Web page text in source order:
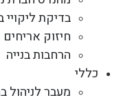
בדיקת ליקויי
חיזוק אריחים
הרחבות בנייה
כללי
מעבר לניהול